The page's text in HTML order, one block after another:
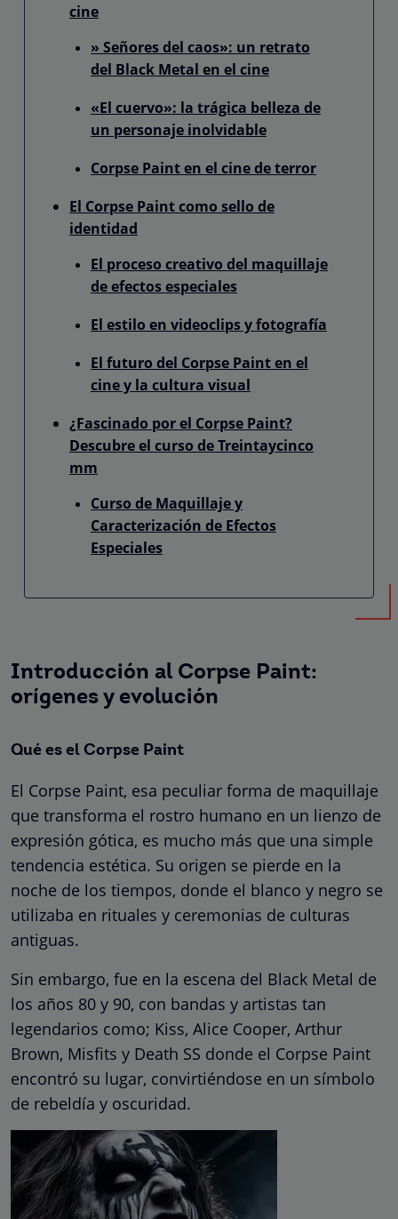
cine
» Señores del caos»: un retrato
del Black Metal en el cine
«El cuervo»: la trágica belleza de
un personaje inolvidable
Corpse Paint en el cine de terror
El Corpse Paint como sello de
identidad
El proceso creativo del maquillaje
de efectos especiales
El estilo en videoclips y fotografía
El futuro del Corpse Paint en el
cine y la cultura visual
¿Fascinado por el Corpse Paint?
Descubre el curso de Treintaycinco
mm
Curso de Maquillaje y
Caracterización de Efectos
Especiales
Introducción al Corpse Paint:
orígenes y evolución
Qué es el Corpse Paint
El Corpse Paint, esa peculiar forma de maquillaje
que transforma el rostro humano en un lienzo de
expresión gótica, es mucho más que una simple
tendencia estética. Su origen se pierde en la
noche de los tiempos, donde el blanco y negro se
utilizaba en rituales y ceremonias de culturas
antiguas.
Sin embargo, fue en la escena del Black Metal de
los años 80 y 90, con bandas y artistas tan
legendarios como; Kiss, Alice Cooper, Arthur
Brown, Misfits y Death SS donde el Corpse Paint
encontró su lugar, convirtiéndose en un símbolo
de rebeldía y oscuridad.